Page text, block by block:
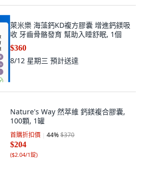
萊米樂 海藻鈣KD複方膠囊 增進鈣鎂吸
收 牙齒骨骼發育 幫助入睡舒眠, 1個
$360
8/12 星期三 預計送達
Nature's Way 然萃維 鈣鎂複合膠囊,
100顆, 1罐
首購折扣價 44%$370
$204
($2.04/1錠)